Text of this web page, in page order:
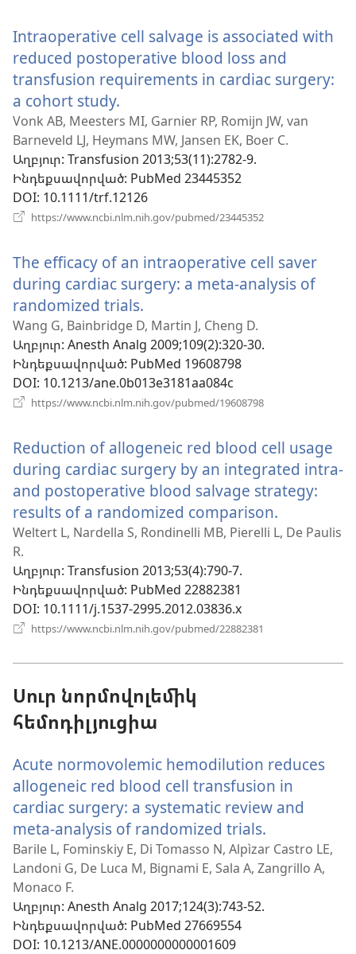
պատուհան)
Intraoperative cell salvage is associated with
reduced postoperative blood loss and
transfusion requirements in cardiac surgery:
a cohort study.
է
նոր
պատուհան)
Vonk AB, Meesters MI, Garnier RP, Romijn JW, van
Barneveld LJ, Heymans MW, Jansen EK, Boer C.
Աղբյուր‎: Transfusion 2013;53(11):2782-9.
Ինդեքսավորված‎: PubMed 23445352
DOI‎: 10.1111/trf.12126
https://www.ncbi.nlm.nih.gov/pubmed/23445352
պատուհան)
The efficacy of an intraoperative cell saver
during cardiac surgery: a meta-analysis of
randomized trials.
է
նոր
պատուհան)
Wang G, Bainbridge D, Martin J, Cheng D.
Աղբյուր‎: Anesth Analg 2009;109(2):320-30.
Ինդեքսավորված‎: PubMed 19608798
DOI‎: 10.1213/ane.0b013e3181aa084c
https://www.ncbi.nlm.nih.gov/pubmed/19608798
պատուհան)
Reduction of allogeneic red blood cell usage
during cardiac surgery by an integrated intra-
and postoperative blood salvage strategy:
results of a randomized comparison.
է
Weltert L, Nardella S, Rondinelli MB, Pierelli L, De Paulis
R.
Աղբյուր‎: Transfusion 2013;53(4):790-7.
Ինդեքսավորված‎: PubMed 22882381
DOI‎: 10.1111/j.1537-2995.2012.03836.x
https://www.ncbi.nlm.nih.gov/pubmed/22882381
Սուր նորմովոլեմիկ
հեմոդիլյուցիա
Acute normovolemic hemodilution reduces
allogeneic red blood cell transfusion in
cardiac surgery: a systematic review and
meta-analysis of randomized trials.
է
նոր
Barile L, Fominskiy E, Di Tomasso N, Alpìzar Castro LE,
Landoni G, De Luca M, Bignami E, Sala A, Zangrillo A,
Monaco F.
Աղբյուր‎: Anesth Analg 2017;124(3):743-52.
Ինդեքսավորված‎: PubMed 27669554
DOI‎: 10.1213/ANE.0000000000001609